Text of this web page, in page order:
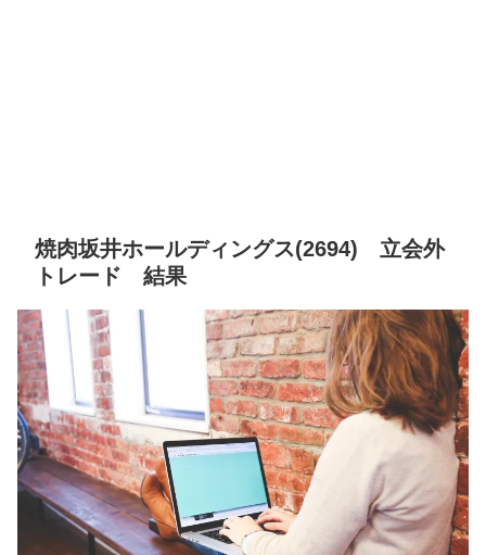
焼肉坂井ホールディングス(2694) 立会外
トレード 結果